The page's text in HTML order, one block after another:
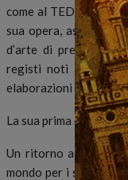
come al TEDx di
sua opera, aste di
d’arte di prestigio,
registi noti al
elaborazioni musicali
La sua prima
Un ritorno ad Itaca
mondo per i suoi